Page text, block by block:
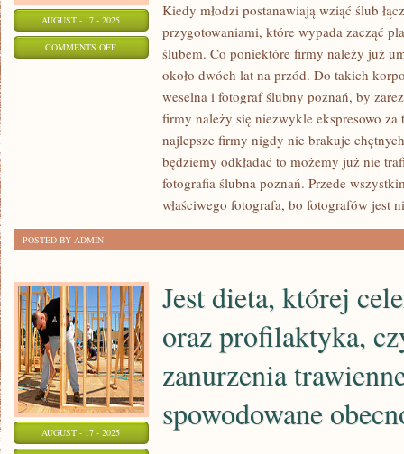
AUGUST - 17 - 2025
COMMENTS OFFON
WSZYSTKO
BYŁO
ZORGANIZOWANE
Kiedy młodzi postanawiają wziąć ślub
przygotowaniami, które wypada zacząć
ślubem. Co poniektóre firmy należy już
około dwóch lat na przód. Do takich
weselna i fotograf ślubny poznań, by
firmy należy się niezwykle ekspresowo za
najlepsze firmy nigdy nie brakuje
będziemy odkładać to możemy już nie
fotografia ślubna poznań. Przede
właściwego fotografa, bo fotografów jest
POSTED BY ADMIN
AUGUST - 17 - 2025
Jest dieta, której
oraz profilaktyka,
zanurzenia
spowodowane